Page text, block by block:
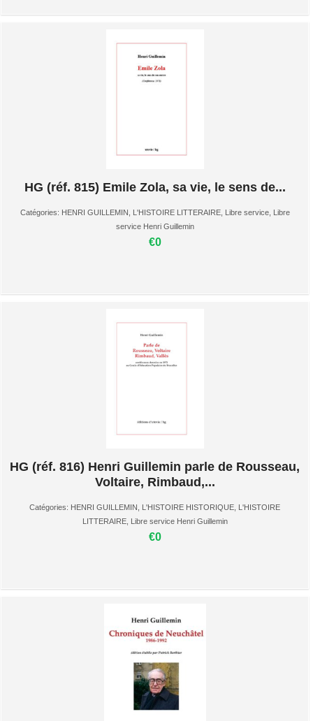
HG (réf. 815) Emile Zola, sa vie, le sens de...
Catégories: HENRI GUILLEMIN L'HISTOIRE LITTERAIRE, Libre service, Libre
service Henri Guillemin
€0
HG (réf. 816) Henri Guillemin parle de Rousseau,
Voltaire, Rimbaud,...
Catégories: HENRI GUILLEMIN L'HISTOIRE HISTORIQUE L'HISTOIRE
LITTERAIRE, Libre service Henri Guillemin
€0